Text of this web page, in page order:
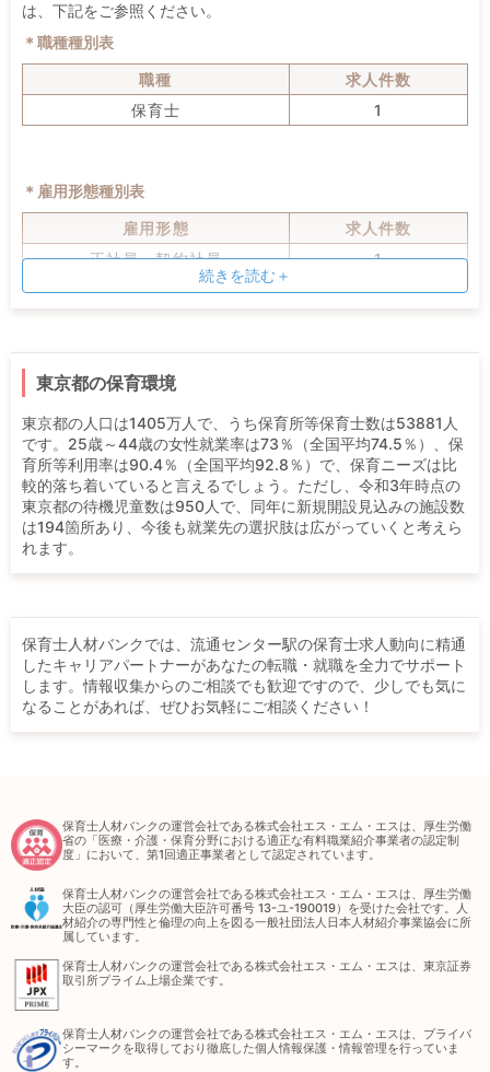
続きを読む＋
は、下記をご参照ください。
＊職種種別表
職種
求人件数
保育士
1
＊雇用形態種別表
雇用形態
求人件数
正社員・契約社員
1
施設形態
東京都の保育環境
東京都の人口は1405万人で、うち保育所等保育士数は53881人
です。25歳～44歳の女性就業率は73％（全国平均74.5％）、保
育所等利用率は90.4％（全国平均92.8％）で、保育ニーズは比
較的落ち着いていると言えるでしょう。ただし、令和3年時点の
東京都の待機児童数は950人で、同年に新規開設見込みの施設数
は194箇所あり、今後も就業先の選択肢は広がっていくと考えら
れます。
保育士人材バンクでは、流通センター駅の保育士求人動向に精通
したキャリアパートナーがあなたの転職・就職を全力でサポート
します。情報収集からのご相談でも歓迎ですので、少しでも気に
なることがあれば、ぜひお気軽にご相談ください！
保育士人材バンクの運営会社である株式会社エス・エム・エスは、厚生労働
省の「医療・介護・保育分野における適正な有料職業紹介事業者の認定制
度」において、第1回適正事業者として認定されています。
保育士人材バンクの運営会社である株式会社エス・エム・エスは、厚生労働
大臣の認可（厚生労働大臣許可番号 13-ユ-190019）を受けた会社です。人
材紹介の専門性と倫理の向上を図る一般社団法人日本人材紹介事業協会に所
属しています。
保育士人材バンクの運営会社である株式会社エス・エム・エスは、東京証券
取引所プライム上場企業です。
保育士人材バンクの運営会社である株式会社エス・エム・エスは、プライバ
シーマークを取得しており徹底した個人情報保護・情報管理を行っていま
す。